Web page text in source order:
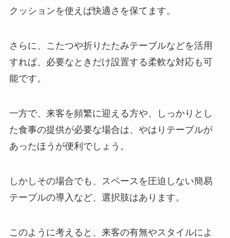
クッションを使えば快適さを保てます。
さらに、こたつや折りたたみテーブルなどを活用
すれば、必要なときだけ設置する柔軟な対応も可
能です。
一方で、来客を頻繁に迎える方や、しっかりとし
た食事の提供が必要な場合は、やはりテーブルが
あったほうが便利でしょう。
しかしその場合でも、スペースを圧迫しない簡易
テーブルの導入など、選択肢はあります。
このように考えると、来客の有無やスタイルによ